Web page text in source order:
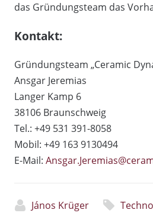
das Gründungsteam das
Kontakt:
Gründungsteam „Ceramic
Ansgar Jeremias
Langer Kamp 6
38106 Braunschweig
Tel.: +49 531 391-8058
Mobil: +49 163 9130494
E-Mail:
János Krüger